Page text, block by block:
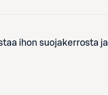
ihon suojakerrosta ja